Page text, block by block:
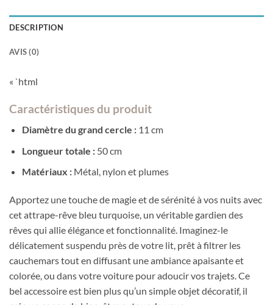
DESCRIPTION
AVIS (0)
« `html
Caractéristiques du produit
Diamètre du grand cercle :11 cm
Longueur totale :50 cm
Matériaux :Métal, nylon et plumes
Apportez une touche de magie et de sérénité à vos nuits avec
cet attrape-rêve bleu turquoise, un véritable gardien des
rêves qui allie élégance et fonctionnalité. Imaginez-le
délicatement suspendu près de votre lit, prêt à filtrer les
cauchemars tout en diffusant une ambiance apaisante et
colorée, ou dans votre voiture pour adoucir vos trajets. Ce
bel accessoire est bien plus qu’un simple objet décoratif, il